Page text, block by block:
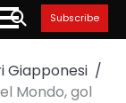
Subscribe
Giapponesi
Mondo, gol